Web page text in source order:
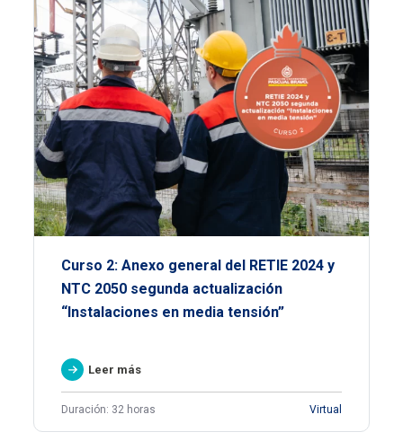
Curso 2: Anexo general del RETIE 2024 y
NTC 2050 segunda actualización
“Instalaciones en media tensión”
Leer más
Duración: 32 horas Virtual